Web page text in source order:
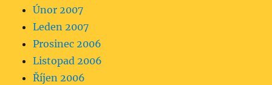
Únor 2007
Leden 2007
Prosinec 2006
Listopad 2006
Říjen 2006